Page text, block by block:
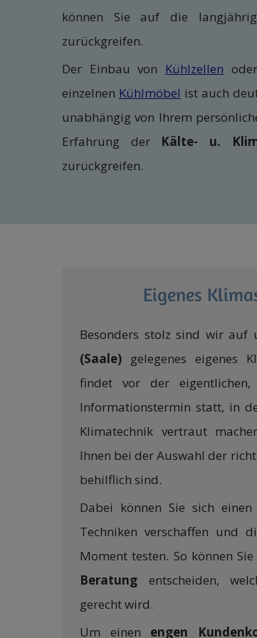
können Sie auf die
zurückgreifen.
Der Einbau von Kühlzellen
einzelnen Kühlmöbel ist auch
unabhängig von Ihrem
Erfahrung der Kälte- u.
zurückgreifen.
Eigenes
Besonders stolz sind wir auf
(Saale) gelegenes eigenes
findet vor der
Informationstermin statt, in
Klimatechnik vertraut
Ihnen bei der Auswahl der
behilflich sind.
Dabei können Sie sich
Techniken verschaffen und
Moment testen. So können
Beratung entscheiden,
gerecht wird.
Um einen engen